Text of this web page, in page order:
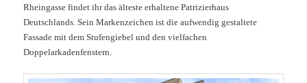
Rheingasse findet ihr das älteste erhaltene Patrizierhaus
Deutschlands. Sein Markenzeichen ist die aufwendig gestaltete
Fassade mit dem Stufengiebel und den vielfachen
Doppelarkadenfenstern.